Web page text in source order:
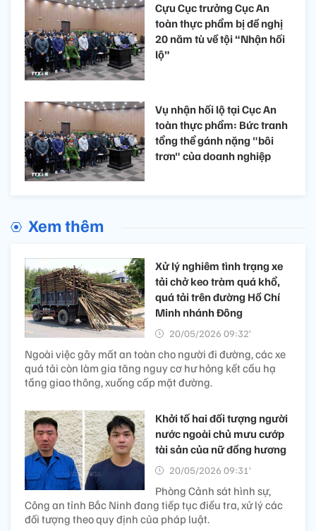
Cựu Cục trưởng Cục An
toàn thực phẩm bị đề nghị
20 năm tù về tội “Nhận hối
lộ”
Vụ nhận hối lộ tại Cục An
toàn thực phẩm: Bức tranh
tổng thể gánh nặng "bôi
trơn" của doanh nghiệp
Xem thêm
Xử lý nghiêm tình trạng xe
tải chở keo tràm quá khổ,
quá tải trên đường Hồ Chí
Minh nhánh Đông
20/05/2026 09:32’
Ngoài việc gây mất an toàn cho người đi đường, các xe
quá tải còn làm gia tăng nguy cơ hư hỏng kết cấu hạ
tầng giao thông, xuống cấp mặt đường.
Khởi tố hai đối tượng người
nước ngoài chủ mưu cướp
tài sản của nữ đồng hương
20/05/2026 09:31’
Phòng Cảnh sát hình sự,
Công an tỉnh Bắc Ninh đang tiếp tục điều tra, xử lý các
đối tượng theo quy định của pháp luật.